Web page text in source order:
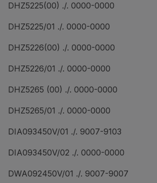
DHZ5225(00) ./. 0000-0000
DHZ5225/01 ./. 0000-0000
DHZ5226(00) ./. 0000-0000
DHZ5226/01 ./. 0000-0000
DHZ5265 (00) ./. 0000-0000
DHZ5265/01 ./. 0000-0000
DIA093450V/01 ./. 9007-9103
DIA093450V/02 ./. 0000-0000
DWA092450V/01 ./. 9007-9007